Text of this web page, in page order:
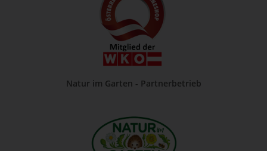
Natur im Garten - Partnerbetrieb